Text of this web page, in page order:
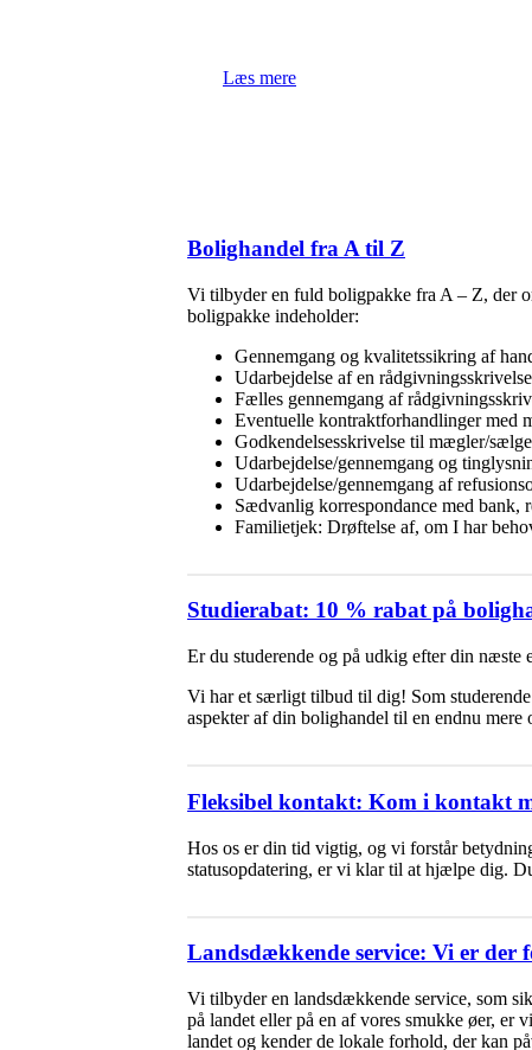
Læs mere
Bolighandel fra A til Z
Vi tilbyder en fuld boligpakke fra A – Z, der
boligpakke indeholder:
Gennemgang og kvalitetssikring af
Udarbejdelse af en
Fælles gennemgang af
Eventuelle kontraktforhandlinger med
Godkendelsesskrivelse til mægler/
Udarbejdelse/gennemgang og
Udarbejdelse/gennemgang af
Sædvanlig korrespondance med
Familietjek: Drøftelse af, om I har
Studierabat: 10 % rabat på
Er du studerende og på udkig efter din næste
Vi har et særligt tilbud til dig! Som
aspekter af din bolighandel til en endnu
Fleksibel kontakt: Kom i kontakt
Hos os er din tid vigtig, og vi forstår
statusopdatering, er vi klar til at hjælpe dig.
Landsdækkende service: Vi er der
Vi tilbyder en landsdækkende service, som
på landet eller på en af vores smukke øer, er
landet og kender de lokale forhold, der kan